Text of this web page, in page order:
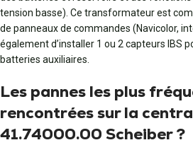
tension basse). Ce transformateur est
de panneaux de commandes (Navicolor,
également d’installer 1 ou 2 capteurs IBS
batteries auxiliaires.
Les pannes les plus
rencontrées sur la
41.74000.00 Scheiber ?